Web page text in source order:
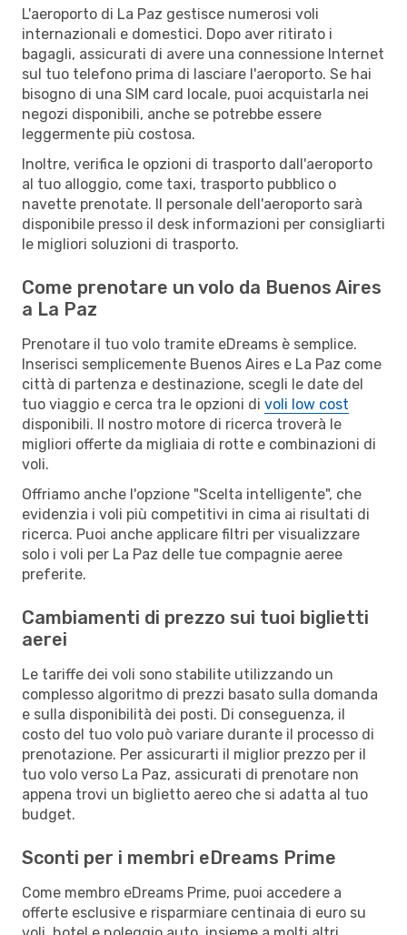
L'aeroporto di La Paz gestisce numerosi voli
internazionali e domestici. Dopo aver ritirato i
bagagli, assicurati di avere una connessione Internet
sul tuo telefono prima di lasciare l'aeroporto. Se hai
bisogno di una SIM card locale, puoi acquistarla nei
negozi disponibili, anche se potrebbe essere
leggermente più costosa.
Inoltre, verifica le opzioni di trasporto dall'aeroporto
al tuo alloggio, come taxi, trasporto pubblico o
navette prenotate. Il personale dell'aeroporto sarà
disponibile presso il desk informazioni per consigliarti
le migliori soluzioni di trasporto.
Come prenotare un volo da Buenos Aires
a La Paz
Prenotare il tuo volo tramite eDreams è semplice.
Inserisci semplicemente Buenos Aires e La Paz come
città di partenza e destinazione, scegli le date del
tuo viaggio e cerca tra le opzioni di voli low cost
disponibili. Il nostro motore di ricerca troverà le
migliori offerte da migliaia di rotte e combinazioni di
voli.
Offriamo anche l'opzione "Scelta intelligente", che
evidenzia i voli più competitivi in cima ai risultati di
ricerca. Puoi anche applicare filtri per visualizzare
solo i voli per La Paz delle tue compagnie aeree
preferite.
Cambiamenti di prezzo sui tuoi biglietti
aerei
Le tariffe dei voli sono stabilite utilizzando un
complesso algoritmo di prezzi basato sulla domanda
e sulla disponibilità dei posti. Di conseguenza, il
costo del tuo volo può variare durante il processo di
prenotazione. Per assicurarti il miglior prezzo per il
tuo volo verso La Paz, assicurati di prenotare non
appena trovi un biglietto aereo che si adatta al tuo
budget.
Sconti per i membri eDreams Prime
Come membro eDreams Prime, puoi accedere a
offerte esclusive e risparmiare centinaia di euro su